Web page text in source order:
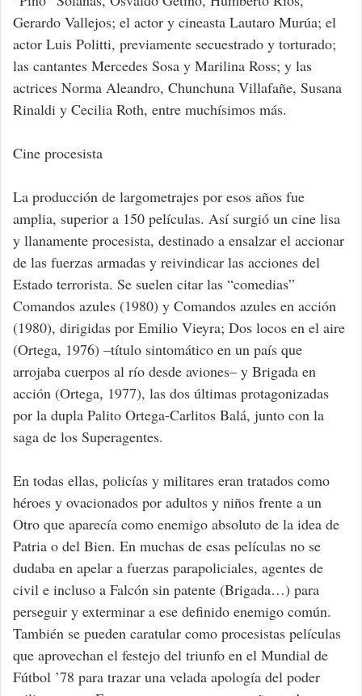
Gerardo Vallejos; el actor y cineasta Lautaro Murúa; el
actor Luis Politti, previamente secuestrado y torturado;
las cantantes Mercedes Sosa y Marilina Ross; y las
actrices Norma Aleandro, Chunchuna Villafañe, Susana
Rinaldi y Cecilia Roth, entre muchísimos más.
Cine procesista
La producción de largometrajes por esos años fue
amplia, superior a 150 películas. Así surgió un cine lisa
y llanamente procesista, destinado a ensalzar el accionar
de las fuerzas armadas y reivindicar las acciones del
Estado terrorista. Se suelen citar las “comedias”
Comandos azules (1980) y Comandos azules en acción
(1980), dirigidas por Emilio Vieyra; Dos locos en el aire
(Ortega, 1976) –título sintomático en un país que
arrojaba cuerpos al río desde aviones– y Brigada en
acción (Ortega, 1977), las dos últimas protagonizadas
por la dupla Palito Ortega-Carlitos Balá, junto con la
saga de los Superagentes.
En todas ellas, policías y militares eran tratados como
héroes y ovacionados por adultos y niños frente a un
Otro que aparecía como enemigo absoluto de la idea de
Patria o del Bien. En muchas de esas películas no se
dudaba en apelar a fuerzas parapoliciales, agentes de
civil e incluso a Falcón sin patente (Brigada…) para
perseguir y exterminar a ese definido enemigo común.
También se pueden caratular como procesistas películas
que aprovechan el festejo del triunfo en el Mundial de
Fútbol ’78 para trazar una velada apología del poder